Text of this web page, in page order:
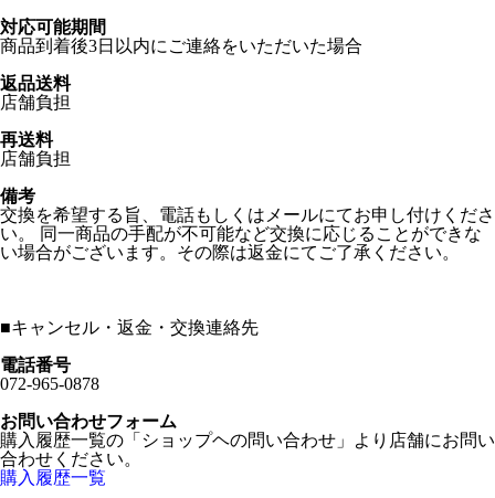
対応可能期間
商品到着後3日以内にご連絡をいただいた場合
返品送料
店舗負担
再送料
店舗負担
備考
交換を希望する旨、電話もしくはメールにてお申し付けくださ
い。 同一商品の手配が不可能など交換に応じることができな
い場合がございます。その際は返金にてご了承ください。
■キャンセル・返金・交換連絡先
電話番号
072-965-0878
お問い合わせフォーム
購入履歴一覧の「ショップヘの問い合わせ」より店舗にお問い
合わせください。
購入履歴一覧